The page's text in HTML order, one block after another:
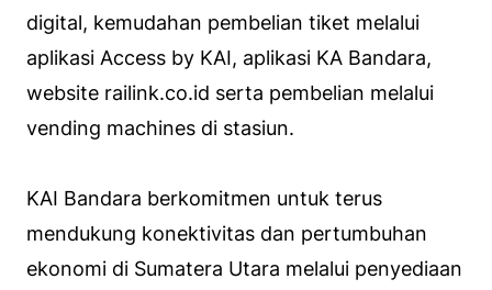
digital, kemudahan pembelian tiket melalui
aplikasi Access by KAI, aplikasi KA Bandara,
website railink.co.id serta pembelian melalui
vending machines di stasiun.
KAI Bandara berkomitmen untuk terus
mendukung konektivitas dan pertumbuhan
ekonomi di Sumatera Utara melalui penyediaan